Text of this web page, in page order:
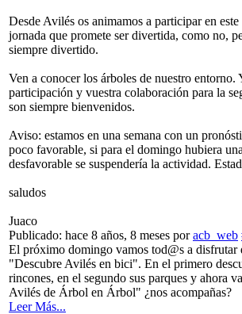
Desde Avilés os animamos a participar en
jornada que promete ser divertida, como no,
siempre divertido.
Ven a conocer los árboles de nuestro entorno.
participación y vuestra colaboración para la
son siempre bienvenidos.
Aviso: estamos en una semana con un
poco favorable, si para el domingo hubiera
desfavorable se suspendería la actividad.
saludos
Juaco
Publicado: hace 8 años, 8 meses poracb_web
El próximo domingo vamos tod@s a disfrutar
"Descubre Avilés en bici". En el primero
rincones, en el segundo sus parques y ahora
Avilés de Árbol en Árbol" ¿nos acompañas?
Leer Más...